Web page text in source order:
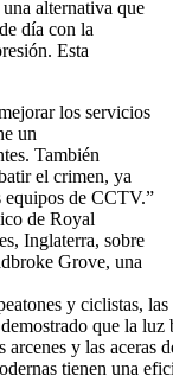
alternativa que
día con la
Esta
los servicios
un
También
el crimen, ya
equipos de CCTV.”
de Royal
Inglaterra, sobre
Grove, una
y ciclistas, las
que la luz
y las
tienen una